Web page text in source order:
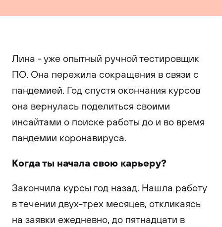
Лина - уже опытный ручной тестировщик
ПО. Она пережила сокращения в связи с
пандемией. Год спустя окончания курсов
она вернулась поделиться своими
инсайтами о поиске работы до и во время
пандемии коронавируса.
Когда ты начала свою карьеру?
Закончила курсы год назад. Нашла работу
в течении двух-трех месяцев, откликаясь
на заявки ежедневно, до пятнадцати в